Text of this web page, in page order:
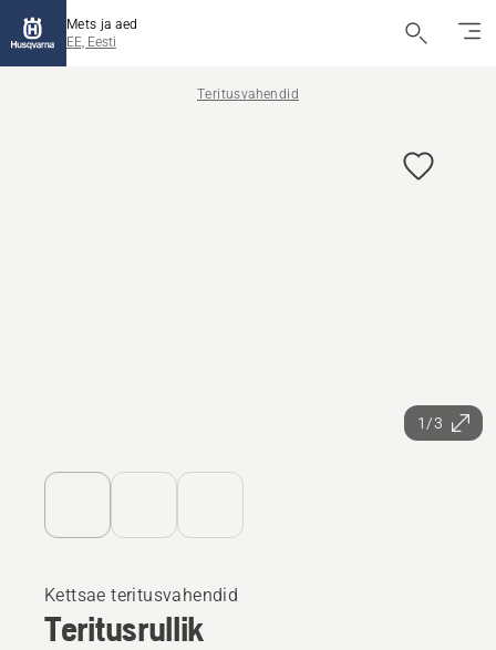
Mets ja aed
EE, Eesti
Teritusvahendid
1/3
Kettsae teritusvahendid
Teritusrullik